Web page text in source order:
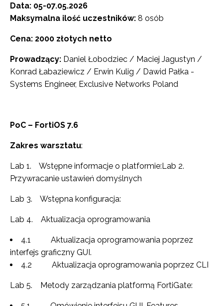
Data: 05-07.05.2026
Maksymalna ilość uczestników: 8 osób
Cena: 2000 złotych netto
Prowadzący: Daniel Łobodziec / Maciej Jagustyn /
Konrad Łabaziewicz / Erwin Kulig / Dawid Pałka -
Systems Engineer, Exclusive Networks Poland
PoC – FortiOS 7.6
Zakres warsztatu:
Lab 1. Wstępne informacje o platformie:Lab 2.
Przywracanie ustawień domyślnych
Lab 3. Wstępna konfiguracja:
Lab 4. Aktualizacja oprogramowania
4.1 Aktualizacja oprogramowania poprzez
interfejs graficzny GUI.
4.2 Aktualizacja oprogramowania poprzez CLI
Lab 5. Metody zarządzania platformą FortiGate: